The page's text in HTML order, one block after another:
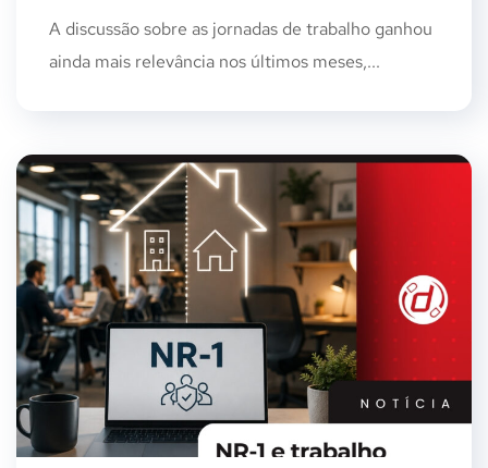
A discussão sobre as jornadas de trabalho ganhou
ainda mais relevância nos últimos meses,...